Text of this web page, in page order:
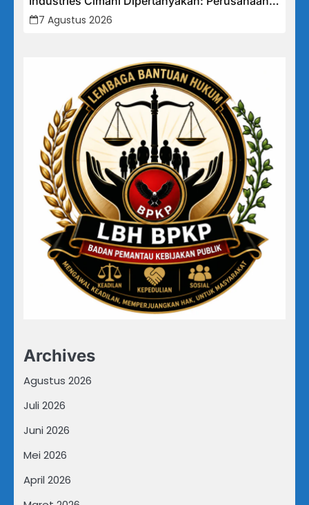
Klaim Rugi, Laporan Keuangan Justru
Tunjukkan Penurunan Laba.
7 Agustus 2026
Archives
Agustus 2026
Juli 2026
Juni 2026
Mei 2026
April 2026